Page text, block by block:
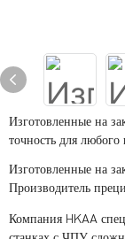
Изготовленные на
точность для
Изготовленные на
Производитель
Компания HKAA